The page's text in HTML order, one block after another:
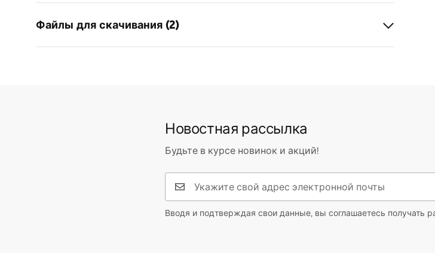
Материал
Высота
165мм
Файлы для скачивания (2)
Новостная рассылка
Будьте в курсе новинок и акций!
Вводя и подтверждая свои данные, вы соглашаетесь получать